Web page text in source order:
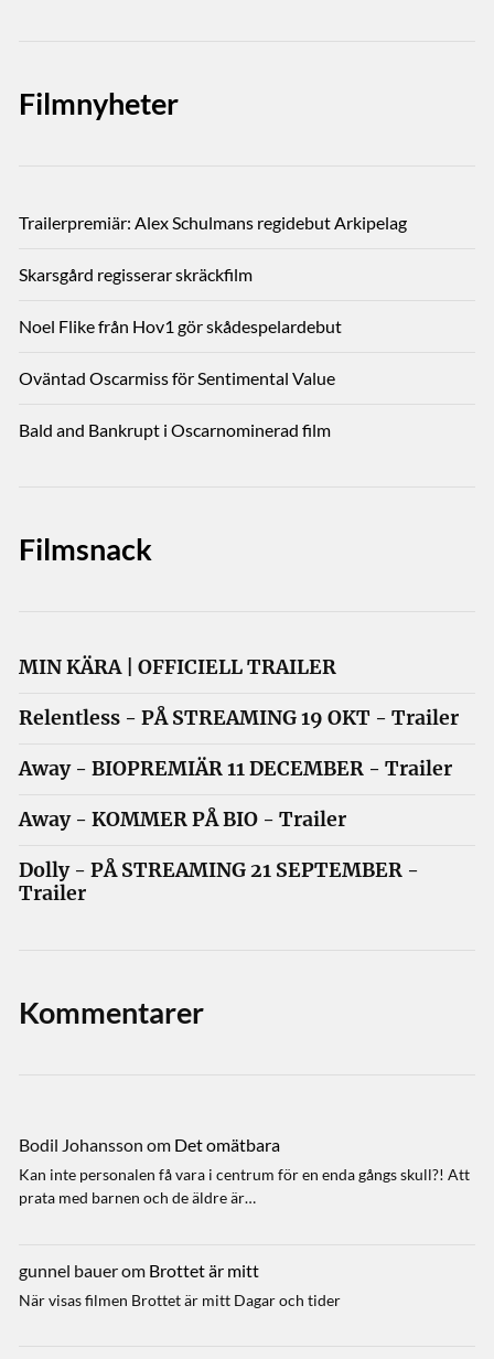
Filmnyheter
Trailerpremiär: Alex Schulmans regidebut Arkipelag
Skarsgård regisserar skräckfilm
Noel Flike från Hov1 gör skådespelardebut
Oväntad Oscarmiss för Sentimental Value
Bald and Bankrupt i Oscarnominerad film
Filmsnack
MIN KÄRA | OFFICIELL TRAILER
Relentless - PÅ STREAMING 19 OKT - Trailer
Away - BIOPREMIÄR 11 DECEMBER - Trailer
Away - KOMMER PÅ BIO - Trailer
Dolly - PÅ STREAMING 21 SEPTEMBER -
Trailer
Kommentarer
Bodil Johansson om Det omätbara
Kan inte personalen få vara i centrum för en enda gångs skull?! Att
prata med barnen och de äldre är…
gunnel bauerom Brottet är mitt
När visas filmen Brottet är mitt Dagar och tider